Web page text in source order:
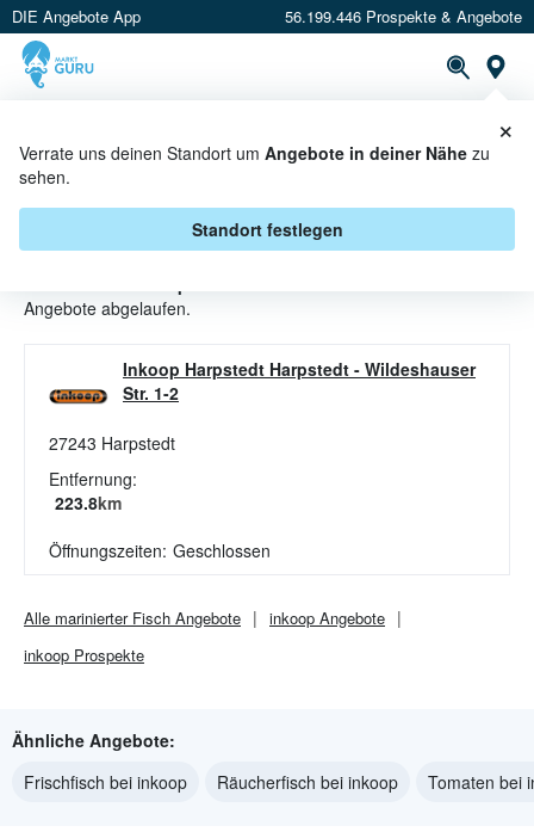
DIE Angebote App 56.199.446 Prospekte & Angebote
Verrate uns deinen Standort um Angebote in deiner Nähe zu
sehen.
Standort festlegen
×
MARINIERTER FISCH ANGEBOTE
& AKTIONEN BEI INKOOP
Angebote abgelaufen.
Inkoop Harpstedt Harpstedt - Wildeshauser
Str. 1-2
27243 Harpstedt
Entfernung:
223.8km
Öffnungszeiten: Geschlossen
Alle marinierter Fisch Angebote inkoop Angebote
inkoop Prospekte
Ähnliche Angebote:
Frischfisch bei inkoop
Räucherfisch bei inkoop Tomaten bei